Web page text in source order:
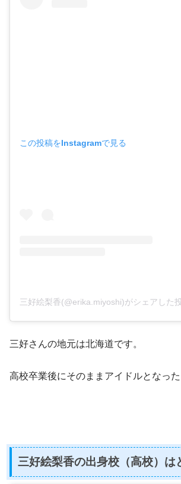
この投稿をInstagramで見る
三好絵梨香(@erika.miyoshi)がシェアした
三好さんの地元は北海道です。
高校卒業後にそのままアイドルとなった
三好絵梨香の出身校（高校）は